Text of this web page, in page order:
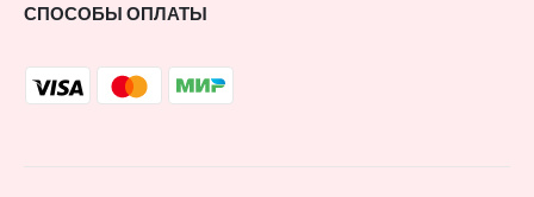
СПОСОБЫ ОПЛАТЫ